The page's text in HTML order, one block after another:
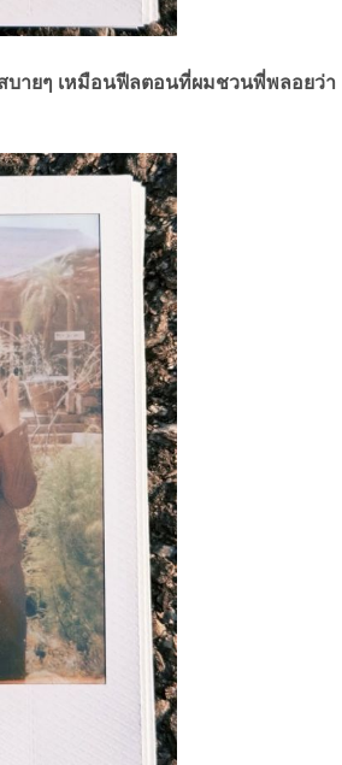
บายๆ เหมือนฟีลตอนที่ผมชวนพี่พลอยว่า